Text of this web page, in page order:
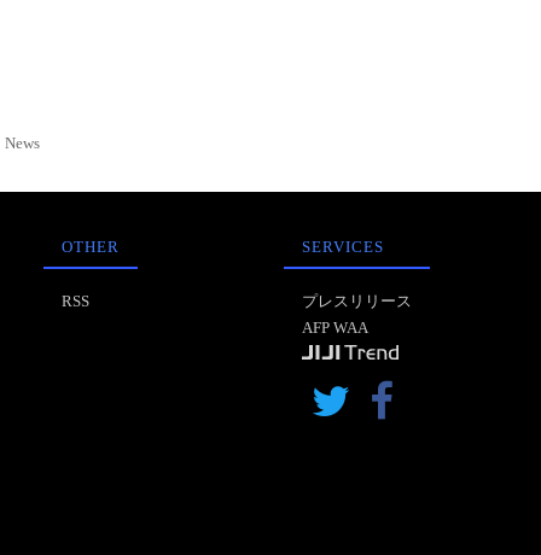
OTHER
RSS
SERVICES
プレスリリース
AFP WAA